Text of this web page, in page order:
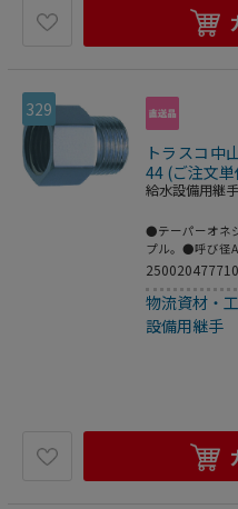
329
トラスコ中
44 (ご注文単
給水設備用継手
●テーパーオネ
プル。●呼び径
34●呼び径：
物流資材・
設備用継手